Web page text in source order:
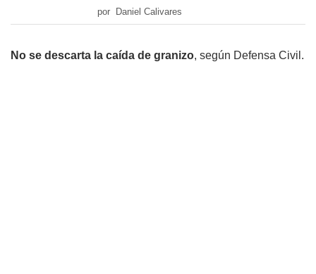
por Daniel Calivares
No se descarta la caída de granizo, según Defensa Civil.